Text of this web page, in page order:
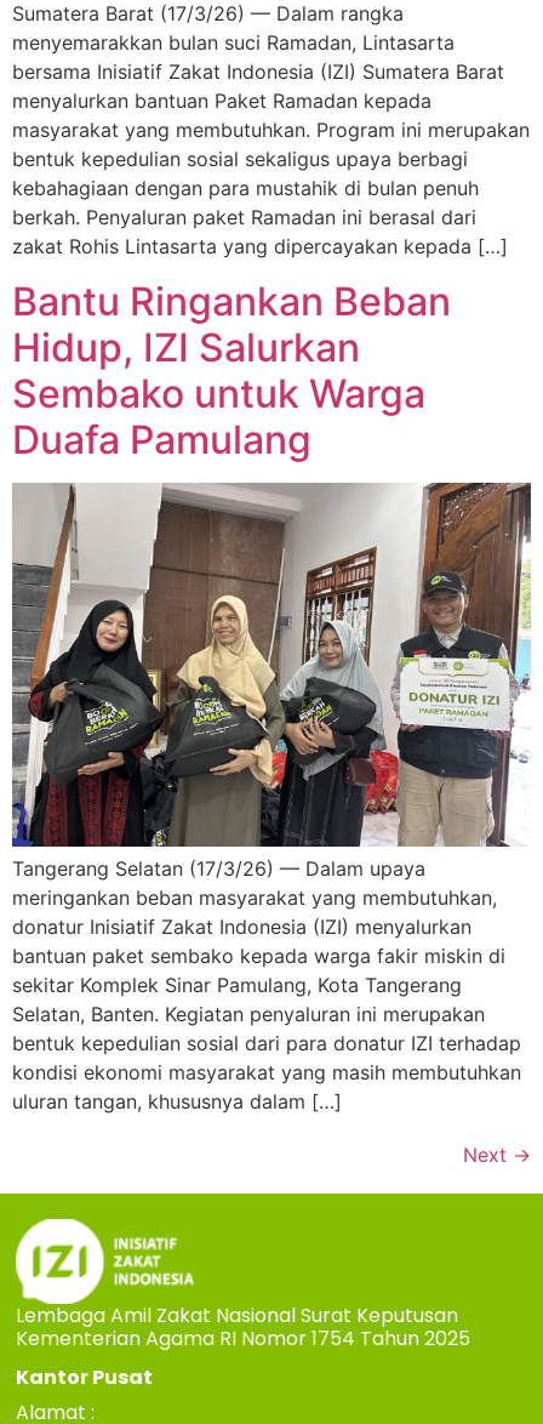
Sumatera Barat (17/3/26) — Dalam rangka
menyemarakkan bulan suci Ramadan, Lintasarta
bersama Inisiatif Zakat Indonesia (IZI) Sumatera Barat
menyalurkan bantuan Paket Ramadan kepada
masyarakat yang membutuhkan. Program ini merupakan
bentuk kepedulian sosial sekaligus upaya berbagi
kebahagiaan dengan para mustahik di bulan penuh
berkah. Penyaluran paket Ramadan ini berasal dari
zakat Rohis Lintasarta yang dipercayakan kepada […]
Bantu Ringankan Beban
Hidup, IZI Salurkan
Sembako untuk Warga
Duafa Pamulang
Tangerang Selatan (17/3/26) — Dalam upaya
meringankan beban masyarakat yang membutuhkan,
donatur Inisiatif Zakat Indonesia (IZI) menyalurkan
bantuan paket sembako kepada warga fakir miskin di
sekitar Komplek Sinar Pamulang, Kota Tangerang
Selatan, Banten. Kegiatan penyaluran ini merupakan
bentuk kepedulian sosial dari para donatur IZI terhadap
kondisi ekonomi masyarakat yang masih membutuhkan
uluran tangan, khususnya dalam […]
Next →
Lembaga Amil Zakat Nasional Surat Keputusan
Kementerian Agama RI Nomor 1754 Tahun 2025
Kantor Pusat
Alamat :